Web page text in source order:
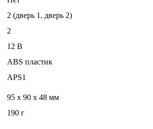
2 (дверь 1, дверь 2)
2
12 В
ABS пластик
APS1
95 x 90 x 48 мм
190 г